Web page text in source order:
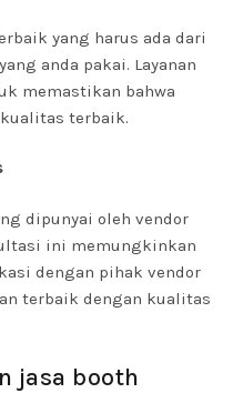
yang harus ada dari
anda pakai. Layanan
memastikan bahwa
terbaik.
dipunyai oleh vendor
ini memungkinkan
dengan pihak vendor
terbaik dengan kualitas
jasa booth